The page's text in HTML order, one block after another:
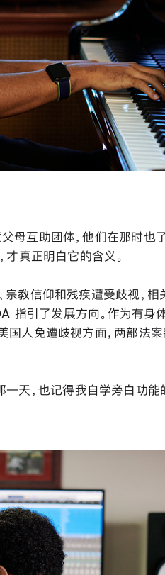
母互助团体，他们在那时也
才真正明白它的含义。
宗教信仰和残疾遭受歧视，
指引了发展方向。作为有身
国人免遭歧视方面，两部法
天，也记得我自学旁白功能